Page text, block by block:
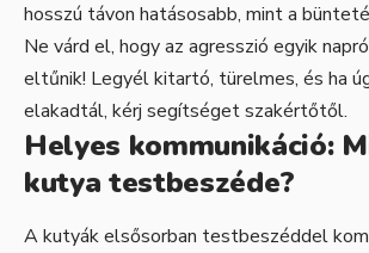
hosszú távon hatásosabb, mint a
Ne várd el, hogy az agresszió egyik
eltűnik! Legyél kitartó, türelmes, és ha
elakadtál, kérj segítséget szakértőtől.
Helyes kommunikáció:
kutya testbeszéde?
A kutyák elsősorban testbeszéddel